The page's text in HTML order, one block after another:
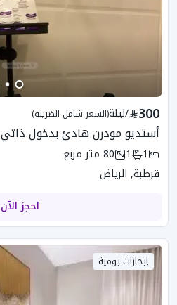
300
/ليلة(السعر شامل الضريبه)
أستديو مودرن هادئ بدخول ذاتي
1
1
80 متر مربع
قرطبة, الرياض
احجز الآن
إيجارات يومية